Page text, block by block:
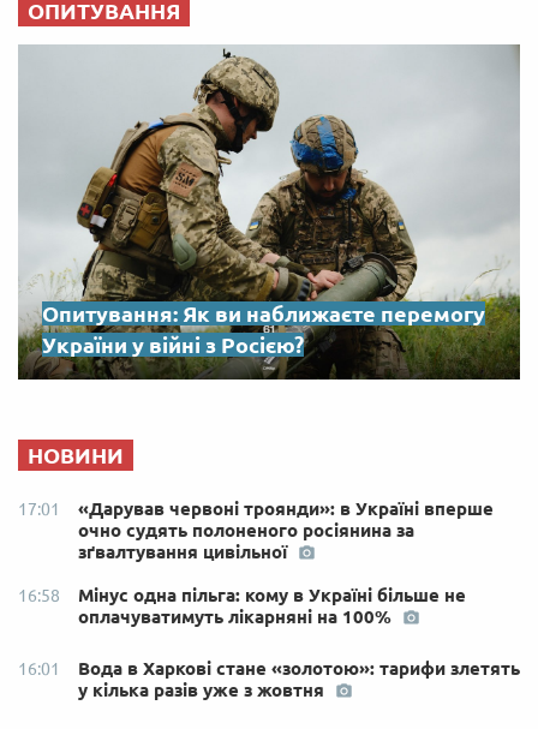
ОПИТУВАННЯ
Опитування: Як ви наближаєте перемогу
України у війні з Росією?
НОВИНИ
17:01
«Дарував червоні троянди»: в Україні вперше
очно судять полоненого росіянина за
зґвалтування цивільної
16:58
Мінус одна пільга: кому в Україні більше не
оплачуватимуть лікарняні на 100%
16:01
Вода в Харкові стане «золотою»: тарифи злетять
у кілька разів уже з жовтня